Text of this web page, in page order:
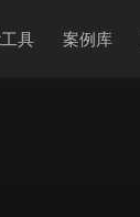
具 案例库